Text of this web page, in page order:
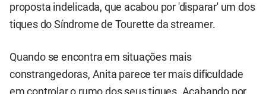
proposta indelicada, que acabou por 'disparar' um dos
tiques do Síndrome de Tourette da streamer.
Quando se encontra em situações mais
constrangedoras, Anita parece ter mais dificuldade
em controlar o rumo dos seus tiques. Acabando por